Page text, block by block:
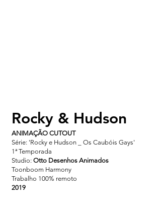
Rocky & Hudson
ANIMAÇÃO CUTOUT
Série: 'Rocky e Hudson _ Os Caubóis Gays'
1ª Temporada
Studio: Otto Desenhos Animados
Toonboom Harmony
Trabalho 100% remoto
2019